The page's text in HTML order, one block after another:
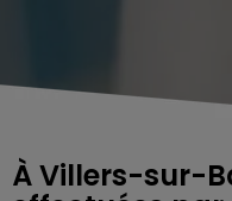
À Villers-sur-